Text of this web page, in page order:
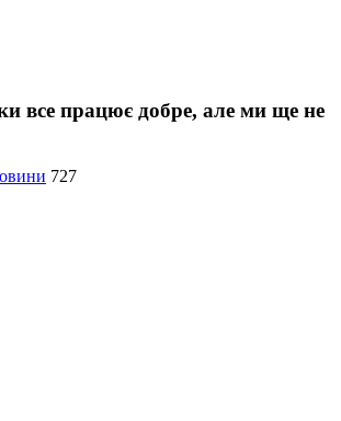
все працює добре, але ми ще не
727